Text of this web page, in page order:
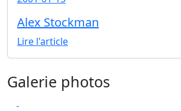
Alex Stockman
Lire l'article
Galerie photos